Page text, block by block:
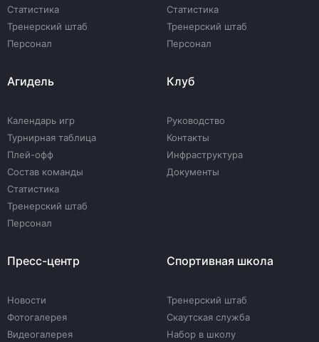
Статистика
Тренерский штаб
Персонал
Статистика
Тренерский штаб
Персонал
Агидель
Календарь игр
Турнирная таблица
Плей-офф
Состав команды
Статистика
Тренерский штаб
Персонал
Клуб
Руководство
Контакты
Инфраструктура
Документы
Пресс-центр
Новости
Фотогалерея
Видеогалерея
Спортивная школа
Тренерский штаб
Скаутская служба
Набор в школу